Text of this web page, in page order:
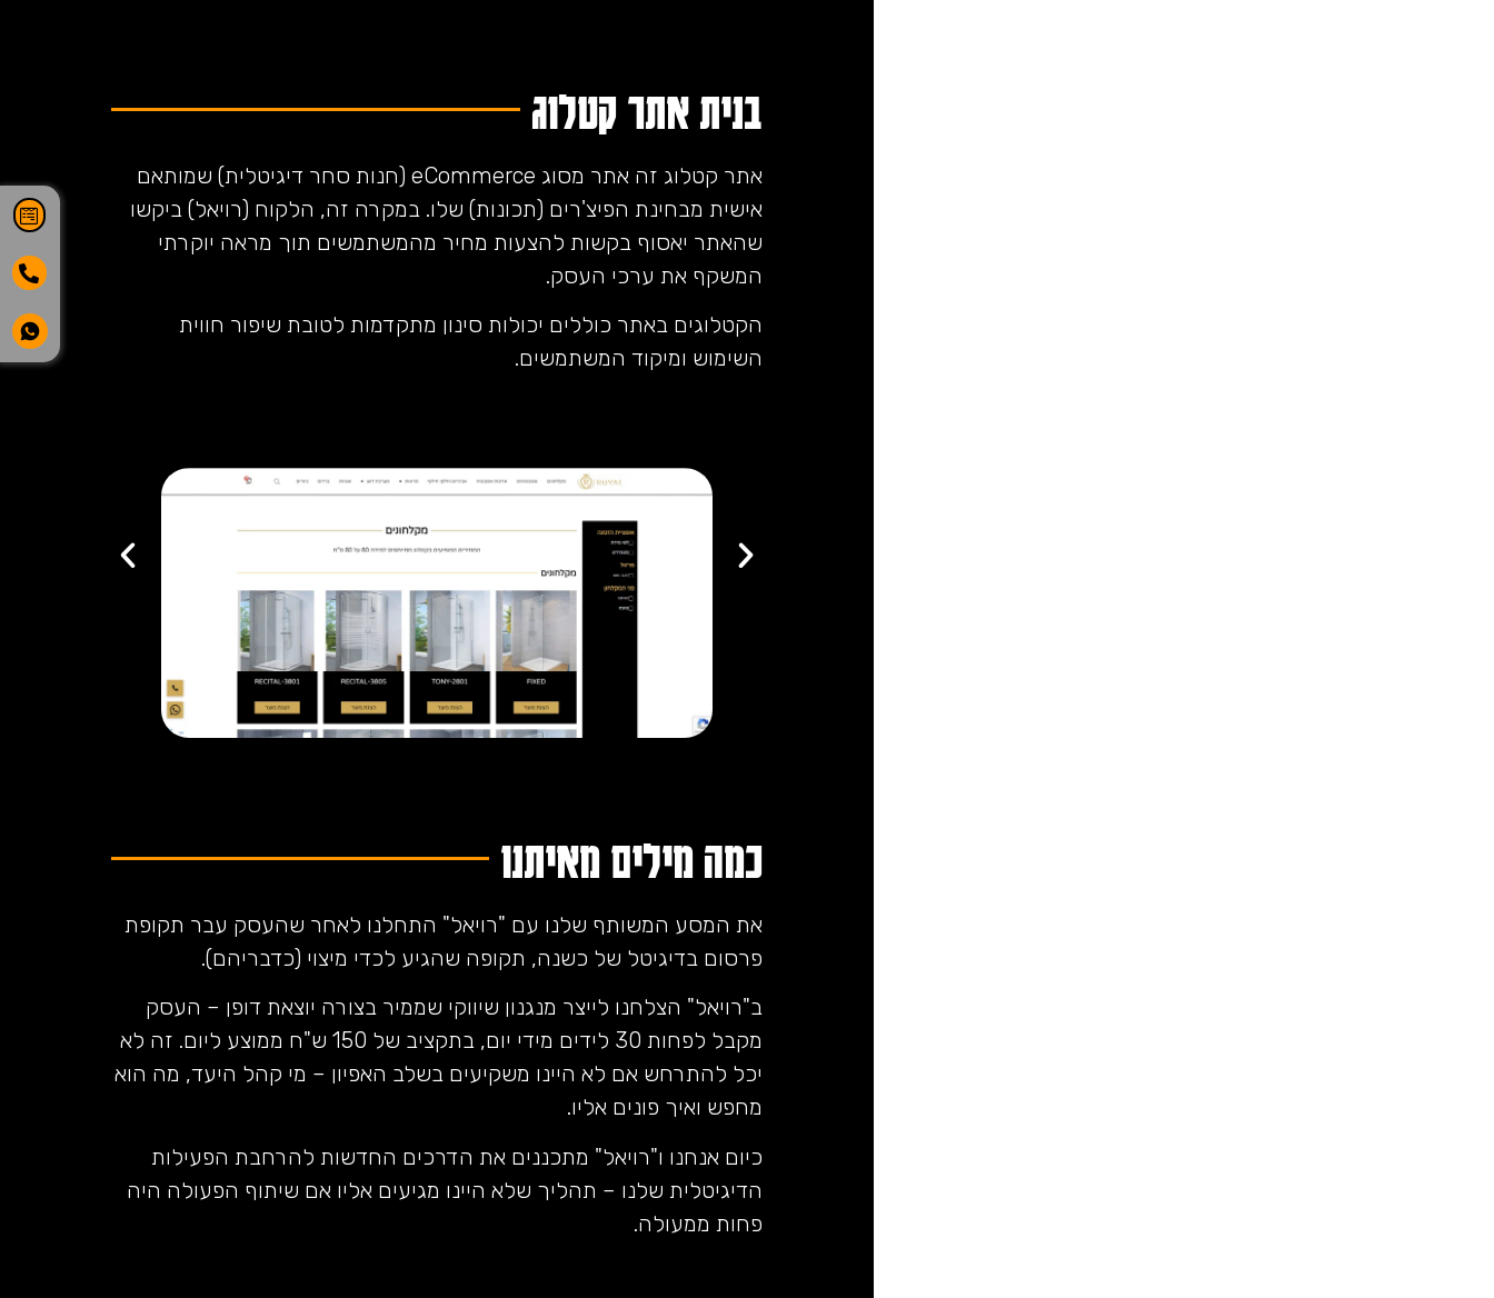
בנית אתר קטלוג
אתר קטלוג זה אתר מסוג eCommerce (חנות סחר דיגיטלית) שמותאם
אישית מבחינת הפיצ'רים (תכונות) שלו. במקרה זה, הלקוח (רויאל) ביקשו
שהאתר יאסוף בקשות להצעות מחיר מהמשתמשים תוך מראה יוקרתי
המשקף את ערכי העסק.
הקטלוגים באתר כוללים יכולות סינון מתקדמות לטובת שיפור חווית
השימוש ומיקוד המשתמשים.
כמה מילים מאיתנו
את המסע המשותף שלנו עם "רויאל" התחלנו לאחר שהעסק עבר תקופת
פרסום בדיגיטל של כשנה, תקופה שהגיע לכדי מיצוי (כדבריהם).
ב"רויאל" הצלחנו לייצר מנגנון שיווקי שממיר בצורה יוצאת דופן – העסק
מקבל לפחות 30 לידים מידי יום, בתקציב של 150 ש"ח ממוצע ליום. זה לא
יכל להתרחש אם לא היינו משקיעים בשלב האפיון – מי קהל היעד, מה הוא
מחפש ואיך פונים אליו.
כיום אנחנו ו"רויאל" מתכננים את הדרכים החדשות להרחבת הפעילות
הדיגיטלית שלנו – תהליך שלא היינו מגיעים אליו אם שיתוף הפעולה היה
פחות ממעולה.